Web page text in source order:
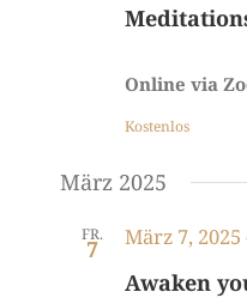
Online via
Kostenlos
März 2025
FR.
7
Awaken
März 7, 2025